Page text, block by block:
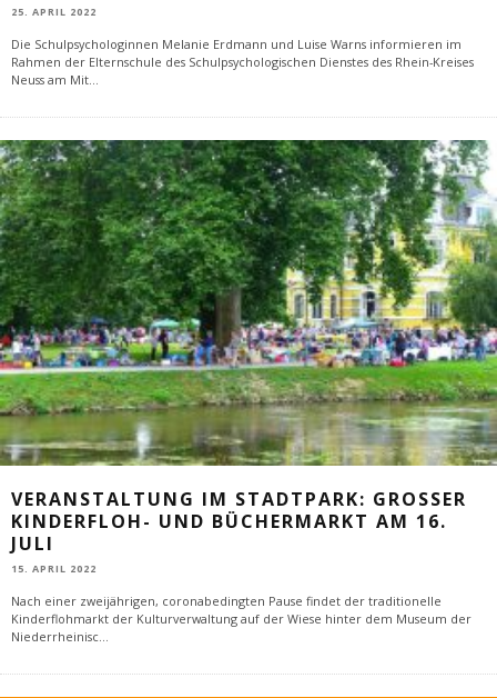
25. APRIL 2022
Die Schulpsychologinnen Melanie Erdmann und Luise Warns informieren im
Rahmen der Elternschule des Schulpsychologischen Dienstes des Rhein-Kreises
Neuss am Mit...
VERANSTALTUNG IM STADTPARK: GROSSER K
INDERFLOH- UND BÜCHERMARKT AM 16. J
ULI
15. APRIL 2022
Nach einer zweijährigen, coronabedingten Pause findet der traditionelle
Kinderflohmarkt der Kulturverwaltung auf der Wiese hinter dem Museum der
Niederrheinisc...